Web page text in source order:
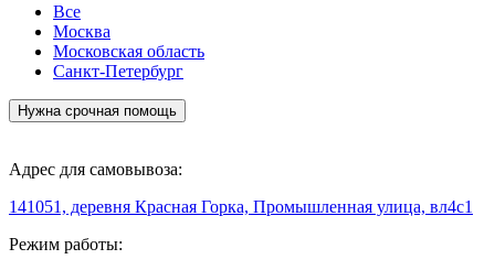
Все
Москва
Московская область
Санкт-Петербург
Нужна срочная помощь
Адрес для самовывоза:
141051, деревня Красная Горка, Промышленная улица, вл4с1
Режим работы: